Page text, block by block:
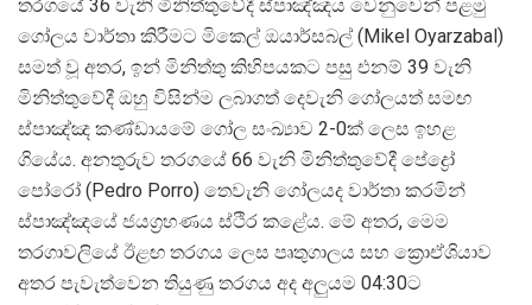
තරගයේ 36 වැනි මිනිත්තුවේදී ස්පාඤ්ඤය වෙනුවෙන් පළමු
ගෝලය වාර්තා කිරීමට මිකෙල් ඔයාර්සබල් (Mikel Oyarzabal)
සමත් වූ අතර, ඉන් මිනිත්තු කිහිපයකට පසු එනම් 39 වැනි
මිනිත්තුවේදී ඔහු විසින්ම ලබාගත් දෙවැනි ගෝලයත් සමඟ
ස්පාඤ්ඤ කණ්ඩායමේ ගෝල සංඛ්යාව 2-0ක් ලෙස ඉහළ
ගියේය. අනතුරුව තරගයේ 66 වැනි මිනිත්තුවේදී පේද්
පෝරෝ (Pedro Porro) තෙවැනි ගෝලයද වාර්තා කරමින්
ස්පාඤ්ඤයේ ජයග්රහණය ස්ථිර කළේය. මේ අතර, මෙම
තරගාවලියේ ඊළඟ තරගය ලෙස පෘතුගාලය සහ ක්රොඒශියාව
අතර පැවැත්වෙන තියුණු තරගය අද අලුයම 04:30ට